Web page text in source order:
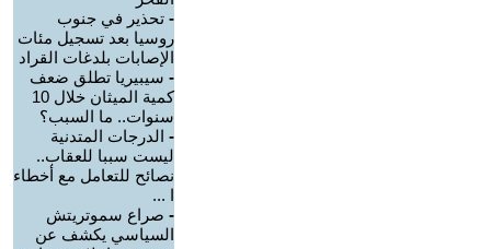
- تحذير في جنوب
روسيا بعد تسجيل مئات
الإصابات بلدغات القراد
- سيبيريا تطلق ضعف
كمية الميثان خلال 10
سنوات.. ما السبب؟
- الدرجات المتدنية
ليست سببا للعقاب..
نصائح للتعامل مع أخطاء
ا ...
- صراع سموتريتش
السياسي يكشف عن